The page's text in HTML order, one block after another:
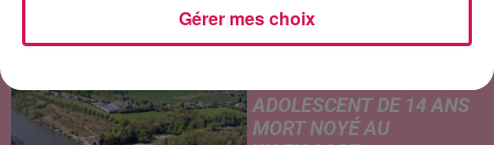
et changeant concerne nos
secteurs ce lundi 3 août. Entre
l'après-midi et un risque
d'averses orageuses...
ADOLESCENT DE 14 ANS
MORT NOYÉ AU
Gérer mes choix